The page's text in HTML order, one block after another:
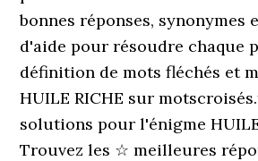
bonnes réponses, synonymes
d'aide pour résoudre chaque
définition de mots fléchés et
HUILE RICHE sur
solutions pour l'énigme
Trouvez les ☆ meilleures